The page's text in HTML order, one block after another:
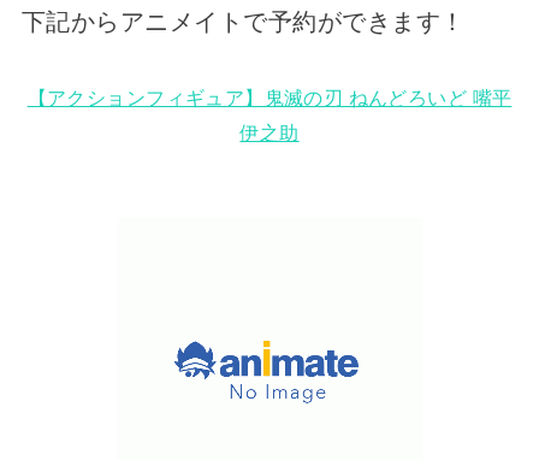
下記からアニメイトで予約ができます！
【アクションフィギュア】鬼滅の刃 ねんどろいど 嘴平
伊之助